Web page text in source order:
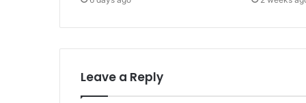
Leave a Reply